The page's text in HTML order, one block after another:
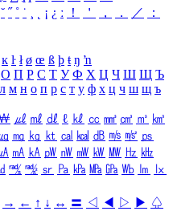
˘ ˝ ˚ ˙ ¸ ¡ ¿ ː ！ ＇ ， ． ／
：
ĸ ŀ ł ø œ ß þ ŧ ŋ ŉ
О П Р С Т У Ф Х Ц Ч Ш Щ Ъ
л м н о п р с т у ф х ц ч ш щ ъ
㎕ ㎖ ㎗ ℓ ㎘ ㏄ ㎣ ㎤ ㎥ ㎦
㎎ ㎏ ㏏ ㎈ ㎉ ㏈ ㎧ ㎨ ㎰
㎃ ㎄ ㎺ ㎻ ㎽ ㎾ ㎿ ㎐ ㎑
㎮ ㎯ ㏛ ㎩ ㎪ ㎫ ㎬ ㏝ ㏐
㏓
→ ← ↑ ↓ ↔ 〓 ◁ ◀ ▷ ▶ ♤